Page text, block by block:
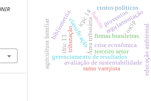
classificaçãoÁrea tributária
tributação
gerenciamento de resultados
firmas brasileiras.
avaliação de sustentabilidade
agricultura familiarbibliometria. bancos
crise econômica
regulamentação
terceiro setor
oscip
ramo varejista educação ambiental.
custos políticos
ifric 13
icpc 14 proventos